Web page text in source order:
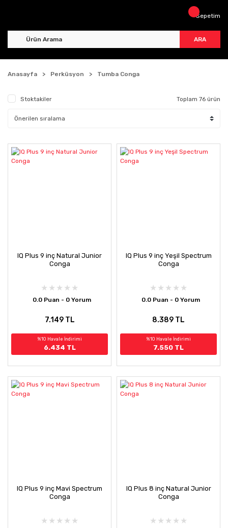
ARA
Sepetim
Anasayfa Perküsyon Tumba Conga
Stoktakiler Toplam 76 ürün
IQ Plus 9 inç Natural Junior
Conga
0.0 Puan - 0 Yorum
7.149 TL
%10 Havale İndirimi
6.434 TL
IQ Plus 9 inç Yeşil Spectrum
Conga
0.0 Puan - 0 Yorum
8.389 TL
%10 Havale İndirimi
7.550 TL
IQ Plus 9 inç Mavi Spectrum
Conga
IQ Plus 8 inç Natural Junior
Conga